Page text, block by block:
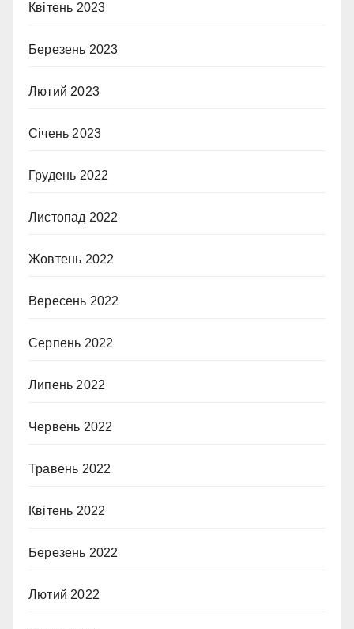
Квітень 2023
Березень 2023
Лютий 2023
Січень 2023
Грудень 2022
Листопад 2022
Жовтень 2022
Вересень 2022
Серпень 2022
Липень 2022
Червень 2022
Травень 2022
Квітень 2022
Березень 2022
Лютий 2022